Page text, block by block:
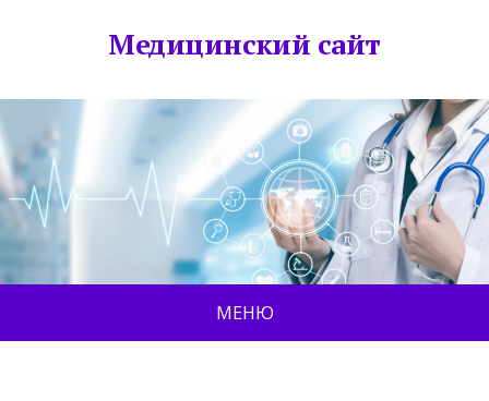
Медицинский сайт
МЕНЮ